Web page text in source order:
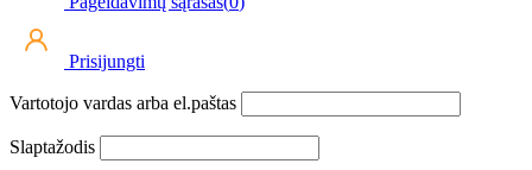
Prisijungti
Vartotojo vardas arba el.paštas
Slaptažodis